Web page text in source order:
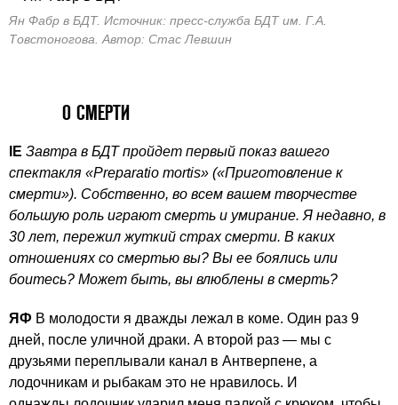
Ян Фабр в БДТ. Источник: пресс-служба БДТ им. Г.А.
Товстоногова. Автор: Стас Левшин
О СМЕРТИ
IE Завтра в БДТ пройдет первый показ вашего
спектакля «Preparatio mortis» («Приготовление к
смерти»). Собственно, во всем вашем творчестве
большую роль играют смерть и умирание. Я недавно, в
30 лет, пережил жуткий страх смерти. В каких
отношениях со смертью вы? Вы ее боялись или
боитесь? Может быть, вы влюблены в смерть?
ЯФ В молодости я дважды лежал в коме. Один раз 9
дней, после уличной драки. А второй раз — мы с
друзьями переплывали канал в Антверпене, а
лодочникам и рыбакам это не нравилось. И